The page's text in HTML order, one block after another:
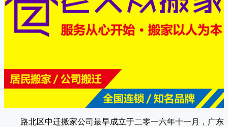
路北区中迁搬家公司 最早成立于二零一六年十一月，广东